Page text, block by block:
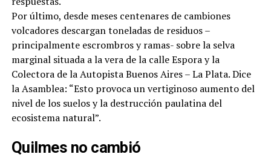
Por último, desde meses centenares de cambiones
volcadores descargan toneladas de residuos –
principalmente escrombros y ramas- sobre la selva
marginal situada a la vera de la calle Espora y la
Colectora de la Autopista Buenos Aires – La Plata. Dice
la Asamblea: “Esto provoca un vertiginoso aumento del
nivel de los suelos y la destrucción paulatina del
ecosistema natural”.
Quilmes no cambió